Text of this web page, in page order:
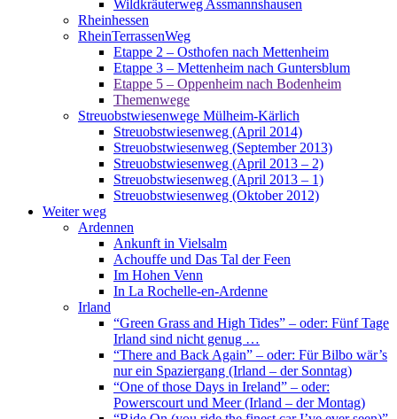
Wildkräuterweg Assmannshausen
Rheinhessen
RheinTerrassenWeg
Etappe 2 – Osthofen nach Mettenheim
Etappe 3 – Mettenheim nach Guntersblum
Etappe 5 – Oppenheim nach Bodenheim
Themenwege
Streuobstwiesenwege Mülheim-Kärlich
Streuobstwiesenweg (April 2014)
Streuobstwiesenweg (September 2013)
Streuobstwiesenweg (April 2013 – 2)
Streuobstwiesenweg (April 2013 – 1)
Streuobstwiesenweg (Oktober 2012)
Weiter weg
Ardennen
Ankunft in Vielsalm
Achouffe und Das Tal der Feen
Im Hohen Venn
In La Rochelle-en-Ardenne
Irland
“Green Grass and High Tides” – oder: Fünf Tage
Irland sind nicht genug …
“There and Back Again” – oder: Für Bilbo wär’s
nur ein Spaziergang (Irland – der Sonntag)
“One of those Days in Ireland” – oder:
Powerscourt und Meer (Irland – der Montag)